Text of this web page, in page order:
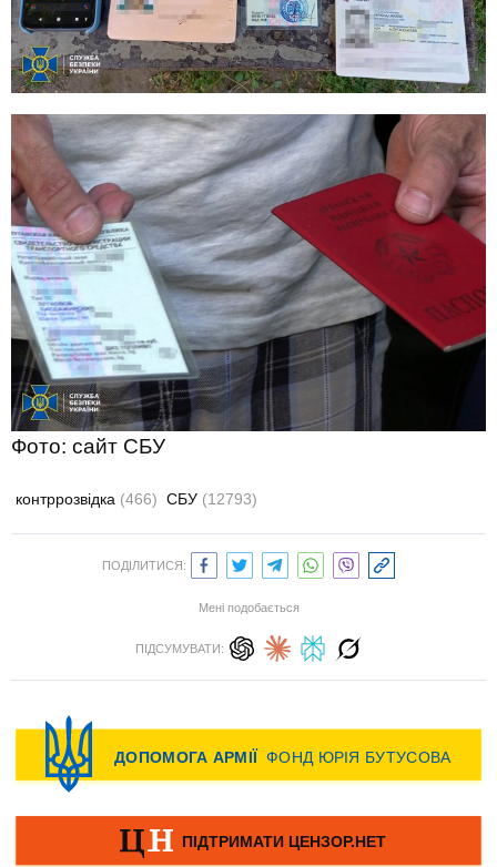
Фото: сайт СБУ
контррозвідка (466) СБУ (12793)
ПОДІЛИТИСЯ:
Мені подобається
ПІДСУМУВАТИ: